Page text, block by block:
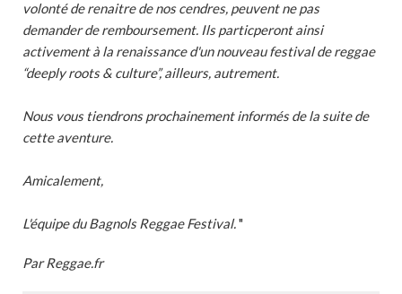
volonté de renaitre de nos cendres, peuvent ne pas
demander de remboursement. Ils particperont ainsi
activement à la renaissance d'un nouveau festival de reggae
“deeply roots & culture”, ailleurs, autrement.
Nous vous tiendrons prochainement informés de la suite de
cette aventure.
Amicalement,
L'équipe du Bagnols Reggae Festival."
Par Reggae.fr